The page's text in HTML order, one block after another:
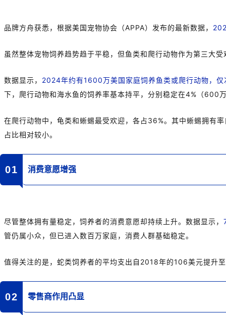
品牌方舟获悉，根据美国宠物协会（APPA）发布的最新数据，
虽然整体宠物饲养趋势趋于平稳，但鱼类和爬行动物作为第三大
数据显示， 2024年约有1600万美国家庭饲养鱼类或爬行动物，
下，爬行动物和海水鱼的饲养率基本持平，分别稳定在4%（600
在爬行动物中，龟类和蜥蜴最受欢迎，各占36%。其中蜥蜴拥有
占比相对较小。
01 消费意愿增强
尽管整体拥有量稳定，饲养者的消费意愿却持续上升。数据显示，
管仍属小众，但已进入数百万家庭，消费人群基础稳定。
值得关注的是，蛇类饲养者的平均支出自2018年的106美元提升
02 零售商作用凸显